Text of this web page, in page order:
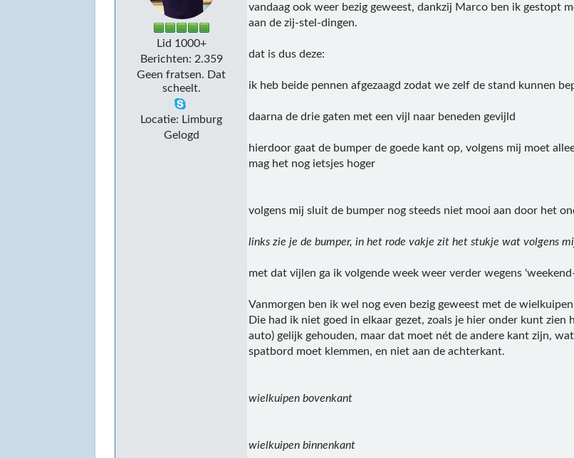
Lid 1000+
Berichten: 2.359
Geen fratsen. Dat
scheelt.
Locatie: Limburg
Gelogd
vandaag ook weer bezig geweest, dankzij Marco ben ik gestopt
aan de zij-stel-dingen.
dat is dus deze:
ik heb beide pennen afgezaagd zodat we zelf de stand kunnen
daarna de drie gaten met een vijl naar beneden gevijld
hierdoor gaat de bumper de goede kant op, volgens mij moet
mag het nog ietsjes hoger
volgens mij sluit de bumper nog steeds niet mooi aan door het
links zie je de bumper, in het rode vakje zit het stukje wat volgens
met dat vijlen ga ik volgende week weer verder wegens
Vanmorgen ben ik wel nog even bezig geweest met de
Die had ik niet goed in elkaar gezet, zoals je hier onder kunt
auto) gelijk gehouden, maar dat moet nét de andere kant zijn,
spatbord moet klemmen, en niet aan de achterkant.
wielkuipen bovenkant
wielkuipen binnenkant